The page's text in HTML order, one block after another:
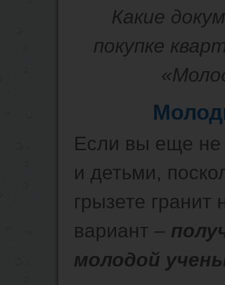
Какие
покупке
Если вы еще не
и детьми,
грызете гранит
вариант –
молодой